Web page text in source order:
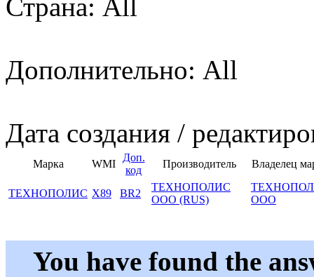
Страна: All
Дополнительно: All
Дата создания /
Марка WMI
Доп.
код
Производитель Владелец
ТЕХНОПОЛИС X89 BR2
ТЕХНОПОЛИС
ООО (RUS)
ООО
You have found the